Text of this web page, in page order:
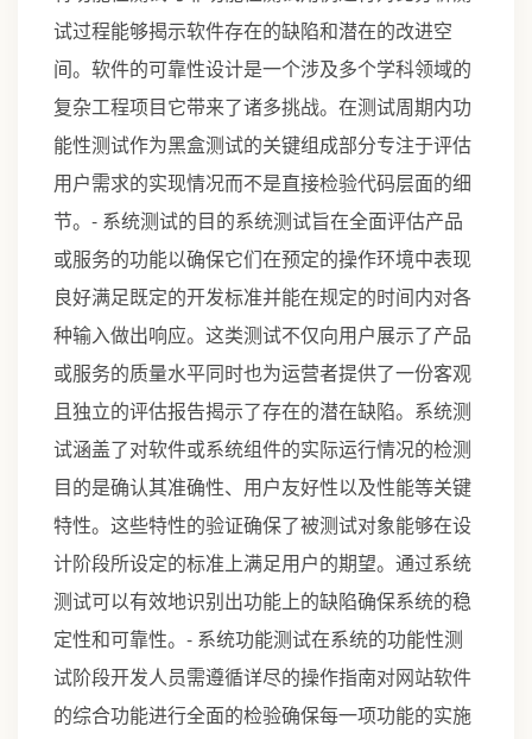
试过程能够揭示软件存在的缺陷和潜在的改进空
间。软件的可靠性设计是一个涉及多个学科领域的
复杂工程项目它带来了诸多挑战。在测试周期内功
能性测试作为黑盒测试的关键组成部分专注于评估
用户需求的实现情况而不是直接检验代码层面的细
节。- 系统测试的目的系统测试旨在全面评估产品
或服务的功能以确保它们在预定的操作环境中表现
良好满足既定的开发标准并能在规定的时间内对各
种输入做出响应。这类测试不仅向用户展示了产品
或服务的质量水平同时也为运营者提供了一份客观
且独立的评估报告揭示了存在的潜在缺陷。系统测
试涵盖了对软件或系统组件的实际运行情况的检测
目的是确认其准确性、用户友好性以及性能等关键
特性。这些特性的验证确保了被测试对象能够在设
计阶段所设定的标准上满足用户的期望。通过系统
测试可以有效地识别出功能上的缺陷确保系统的稳
定性和可靠性。- 系统功能测试在系统的功能性测
试阶段开发人员需遵循详尽的操作指南对网站软件
的综合功能进行全面的检验确保每一项功能的实施